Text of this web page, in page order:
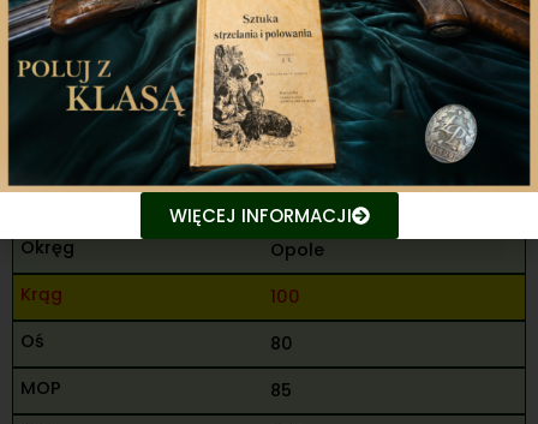
435
11
Adamczyk Bartosz
M
Opole
100
80
85
WIĘCEJ INFORMACJI